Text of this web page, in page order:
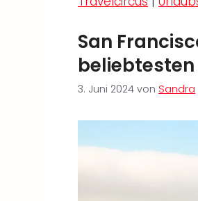
San
3. Juni 2024 von Sandra